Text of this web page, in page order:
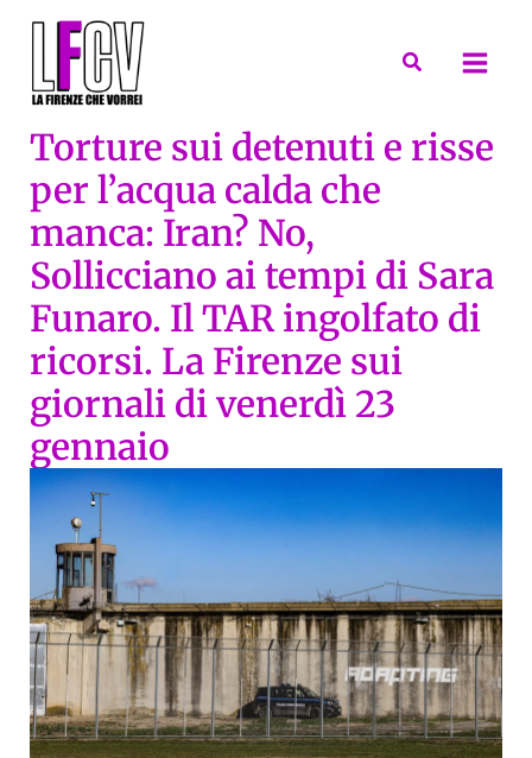
Cerca
Torture sui detenuti e risse
per l’acqua calda che
manca: Iran? No,
Sollicciano ai tempi di Sara
Funaro. Il TAR ingolfato di
ricorsi. La Firenze sui
giornali di venerdì 23
gennaio